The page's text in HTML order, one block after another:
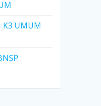
K3 UMUM